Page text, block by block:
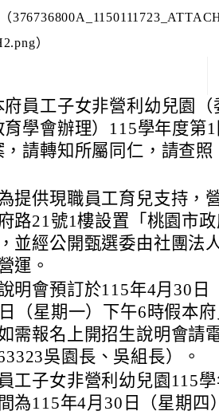
）
府員工子女非營利幼兒園
育學會辦理）115學年度第
，請轉知所屬同仁，請查照
提供現職員工育兒支持，
路21號1樓設置「桃園市
並經公開甄選委由社團法
運。
明會預訂於115年4月30
（星期一）下午6時假本
需報名上開招生說明會請
吳園長、吳組長）。
工子女非營利幼兒園115
為115年4月30日（星期四